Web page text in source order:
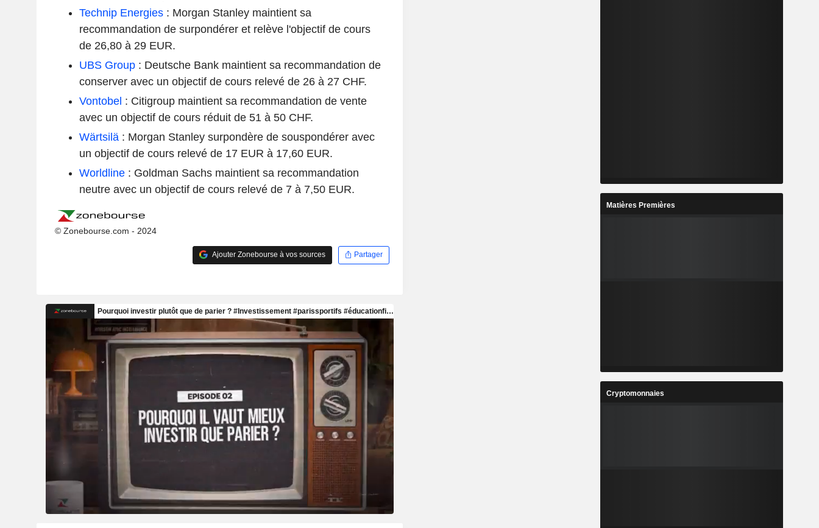
Technip Energies: Morgan Stanley maintient sa
recommandation de surpondérer et relève l'objectif de cours
de 26,80 à 29 EUR.
UBS Group: Deutsche Bank maintient sa recommandation de
conserver avec un objectif de cours relevé de 26 à 27 CHF.
Vontobel : Citigroup maintient sa recommandation de vente
avec un objectif de cours réduit de 51 à 50 CHF.
Wärtsilä: Morgan Stanley surpondère de souspondérer avec
un objectif de cours relevé de 17 EUR à 17,60 EUR.
Worldline: Goldman Sachs maintient sa recommandation
neutre avec un objectif de cours relevé de 7 à 7,50 EUR.
© Zonebourse.com - 2024
Ajouter Zonebourse à vos sources Partager
Matières Premières
Cryptomonnaies